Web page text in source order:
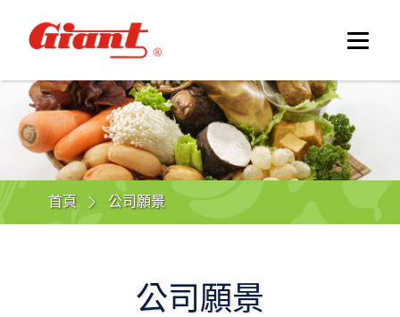
首頁 公司願景
公司願景